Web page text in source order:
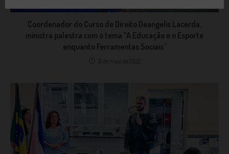
Coordenador do Curso de Direito Deangelis Lacerda,
ministra palestra com o tema “A Educação e o Esporte
enquanto Ferramentas Sociais”
31 de maio de 2022